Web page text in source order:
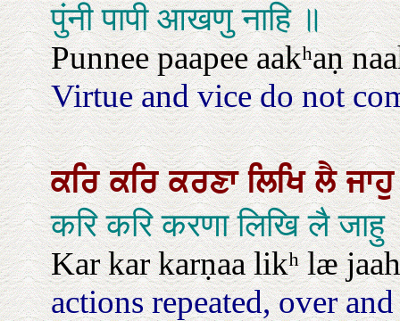
पुंनी पापी आखणु नाहि ॥
Punnee paapee aakʰaṇ
Virtue and vice do not
ਕਰਿਕਰਿਕਰਣਾਲਿਖਿਲੈ
करि करि करणा लिखि लै जाहु
Kar kar karṇaa likʰ læ
actions repeated, over